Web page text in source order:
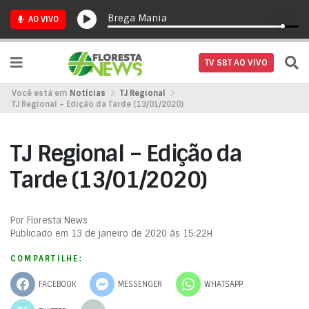
AO VIVO Brega Mania
TV SBT AO VIVO
Você está em Notícias
TJ Regional
TJ Regional – Edição da Tarde (13/01/2020)
TJ Regional – Edição da
Tarde (13/01/2020)
Por Floresta News
Publicado em 13 de janeiro de 2020 às 15:22H
COMPARTILHE:
FACEBOOK MESSENGER WHATSAPP